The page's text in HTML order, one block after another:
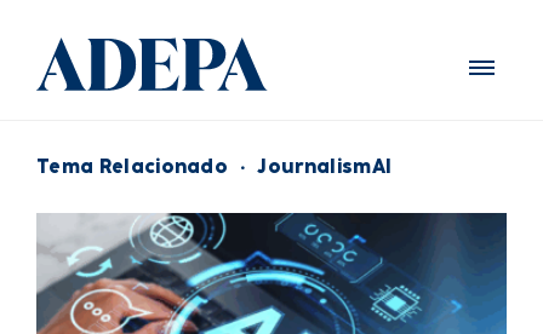
Tema Relacionado · JournalismAI